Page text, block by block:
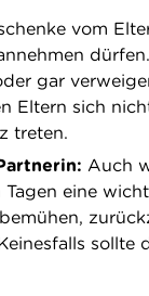
vom
gar
Eltern sich
treten.
Auch
eine
sollte